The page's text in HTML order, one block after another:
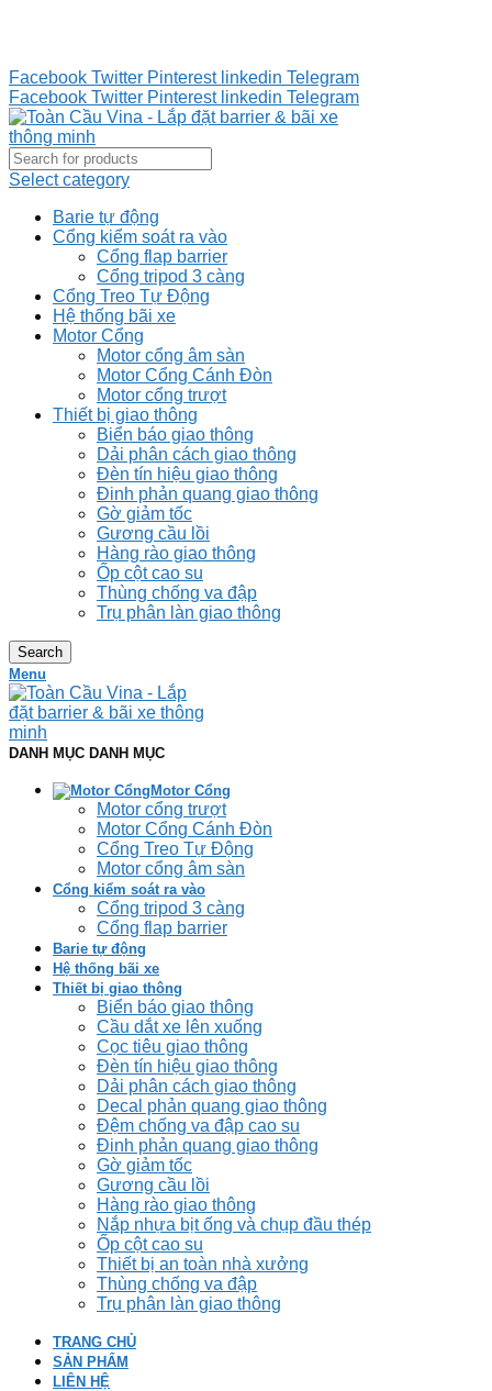
Facebook Twitter Pinterest linkedin Telegram
Facebook Twitter Pinterest linkedin Telegram
Select category
Barie tự động
Cổng kiểm soát ra vào
Cổng flap barrier
Cổng tripod 3 càng
Cổng Treo Tự Động
Hệ thống bãi xe
Motor Cổng
Motor cổng âm sàn
Motor Cổng Cánh Đòn
Motor cổng trượt
Thiết bị giao thông
Biển báo giao thông
Dải phân cách giao thông
Đèn tín hiệu giao thông
Đinh phản quang giao thông
Gờ giảm tốc
Gương cầu lồi
Hàng rào giao thông
Ốp cột cao su
Thùng chống va đập
Trụ phân làn giao thông
Search
Menu
DANH MỤC DANH MỤC
Motor Cổng
Motor cổng trượt
Motor Cổng Cánh Đòn
Cổng Treo Tự Động
Motor cổng âm sàn
Cổng kiểm soát ra vào
Cổng tripod 3 càng
Cổng flap barrier
Barie tự động
Hệ thống bãi xe
Thiết bị giao thông
Biển báo giao thông
Cầu dắt xe lên xuống
Cọc tiêu giao thông
Đèn tín hiệu giao thông
Dải phân cách giao thông
Decal phản quang giao thông
Đệm chống va đập cao su
Đinh phản quang giao thông
Gờ giảm tốc
Gương cầu lồi
Hàng rào giao thông
Nắp nhựa bịt ống và chụp đầu thép
Ốp cột cao su
Thiết bị an toàn nhà xưởng
Thùng chống va đập
Trụ phân làn giao thông
TRANG CHỦ
SẢN PHẨM
LIÊN HỆ